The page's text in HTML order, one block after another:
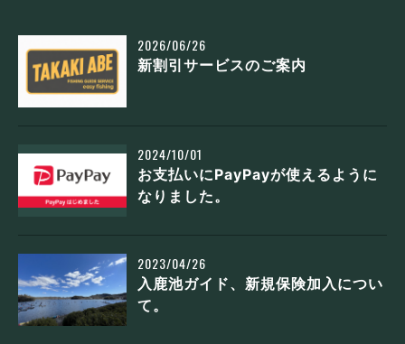
2026/06/26
新割引サービスのご案内
2024/10/01
お支払いにPayPayが使えるように
なりました。
2023/04/26
入鹿池ガイド、新規保険加入につい
て。